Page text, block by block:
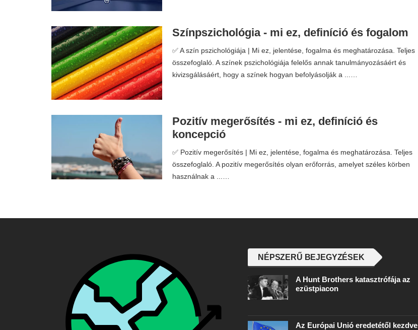
Színpszichológia - mi ez, definíció és fogalom
✅ A szín pszichológiája | Mi ez, jelentése, fogalma és meghatározása. Teljes
összefoglaló. A színek pszichológiája felelős annak tanulmányozásáért és
kivizsgálásáért, hogy a színek hogyan befolyásolják a ...…
Pozitív megerősítés - mi ez, definíció és
koncepció
✅ Pozitív megerősítés | Mi ez, jelentése, fogalma és meghatározása. Teljes
összefoglaló. A pozitív megerősítés olyan erőforrás, amelyet széles körben
használnak a ...…
NÉPSZERŰ BEJEGYZÉSEK
A Hunt Brothers katasztrófája az
ezüstpiacon
Az Európai Unió eredetétől kezdve